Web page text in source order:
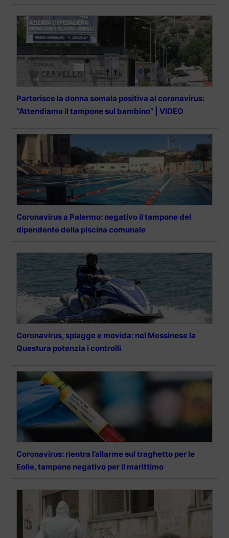
Partorisce la donna somala positiva al coronavirus:
“Attendiamo il tampone sul bambino” | VIDEO
Coronavirus a Palermo: negativo il tampone del
dipendente della piscina comunale
Coronavirus, spiagge e movida: nel Messinese la
Questura potenzia i controlli
Coronavirus: rientra l’allarme sul traghetto per le
Eolie, tampone negativo per il marittimo